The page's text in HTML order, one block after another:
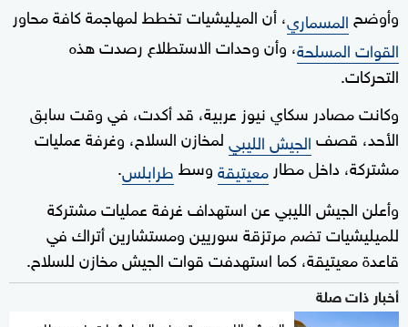
وأوضح المسماري، أن الميليشيات تخطط لمهاجمة كافة محاور
القوات المسلحة، وأن وحدات الاستطلاع رصدت هذه
التحركات.
وكانت مصادر سكاي نيوز عربية، قد أكدت، في وقت سابق
الأحد، قصفالجيش الليبيلمخازن السلاح، وغرفة عمليات
مشتركة، داخل مطار معيتيقةوسططرابلس.
وأعلن الجيش الليبي عن استهداف غرفة عمليات مشتركة
للميليشيات تضم مرتزقة سوريين ومستشارين أتراك في
قاعدة معيتيقة، كما استهدفت قوات الجيش مخازن للسلاح.
أخبار ذات صلة